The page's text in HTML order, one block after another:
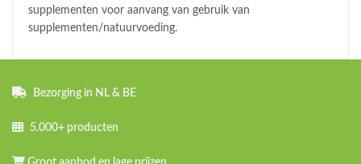
supplementen voor aanvang van gebruik van
supplementen/natuurvoeding.
Bezorging in NL & BE
5.000+ producten